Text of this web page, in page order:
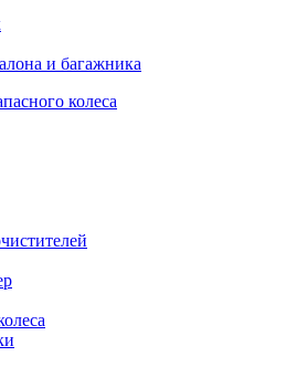
и багажника
колеса